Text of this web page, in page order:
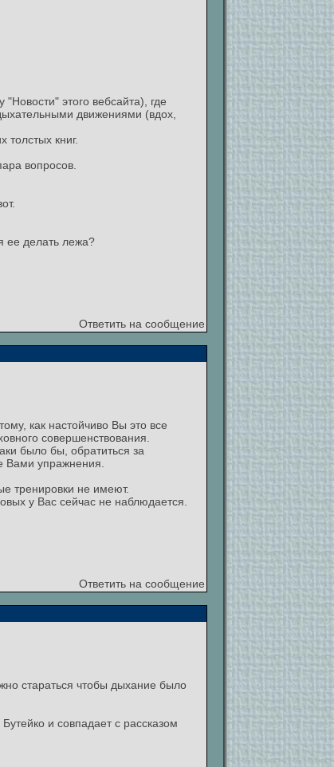
этого вебсайта), где
движениями (вдох,
книг.
вопросов.
ее делать лежа?
Ответить на сообщение
как настойчиво Вы это все
совершенствования.
было бы, обратиться за
Вами упражнения.
тренировки не имеют.
у Вас сейчас не наблюдается.
Ответить на сообщение
стараться чтобы дыхание было
и совпадает с рассказом